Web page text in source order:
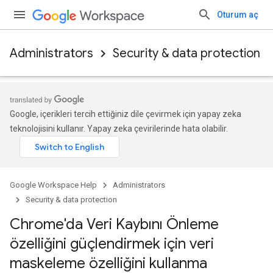
Oturum aç
Administrators Security & data protection
Google, içerikleri tercih ettiğiniz dile çevirmek için yapay zeka
teknolojisini kullanır. Yapay zeka çevirilerinde hata olabilir.
Google Workspace Help
Administrators
Security & data protection
Chrome'da Veri Kaybını Önleme
özelliğini güçlendirmek için veri
maskeleme özelliğini kullanma